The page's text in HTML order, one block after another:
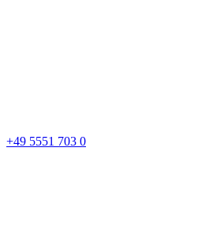
+49 5551 703 0